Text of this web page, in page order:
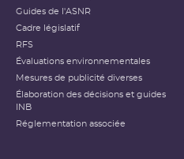
Guides de l'ASNR
Cadre législatif
RFS
Évaluations environnementales
Mesures de publicité diverses
Élaboration des décisions et guides
INB
Réglementation associée